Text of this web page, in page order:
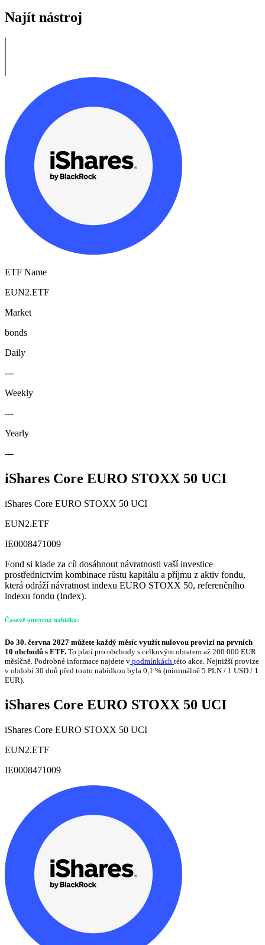
Najít nástroj
ETF Name
EUN2.ETF
Market
bonds
Daily
---
Weekly
---
Yearly
---
iShares Core EURO STOXX 50 UCI
iShares Core EURO STOXX 50 UCI
EUN2.ETF
IE0008471009
Fond si klade za cíl dosáhnout návratnosti vaší investice
prostřednictvím kombinace růstu kapitálu a příjmu z aktiv fondu,
která odráží návratnost indexu EURO STOXX 50, referenčního
indexu fondu (Index).
Časově omezená nabídka:
Do 30. června 2027 můžete každý měsíc využít nulovou provizi na prvních
10 obchodů s ETF. To platí pro obchody s celkovým obratem až 200 000 EUR
měsíčně. Podrobné informace najdete v podmínkách této akce. Nejnižší provize
v období 30 dnů před touto nabídkou byla 0,1 % (minimálně 5 PLN / 1 USD / 1
EUR).
iShares Core EURO STOXX 50 UCI
iShares Core EURO STOXX 50 UCI
EUN2.ETF
IE0008471009